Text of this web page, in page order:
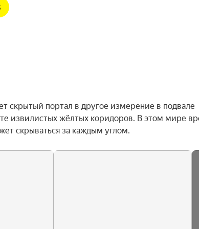
скрытый портал в другое измерение в подвале
извилистых жёлтых коридоров. В этом мире
скрываться за каждым углом.